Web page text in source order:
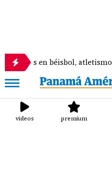
en béisbol, atletismo y eSports
videos premium